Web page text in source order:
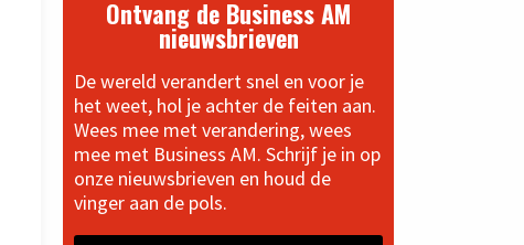
Ontvang de Business AM
nieuwsbrieven
De wereld verandert snel en voor je
het weet, hol je achter de feiten aan.
Wees mee met verandering, wees
mee met Business AM. Schrijf je in op
onze nieuwsbrieven en houd de
vinger aan de pols.